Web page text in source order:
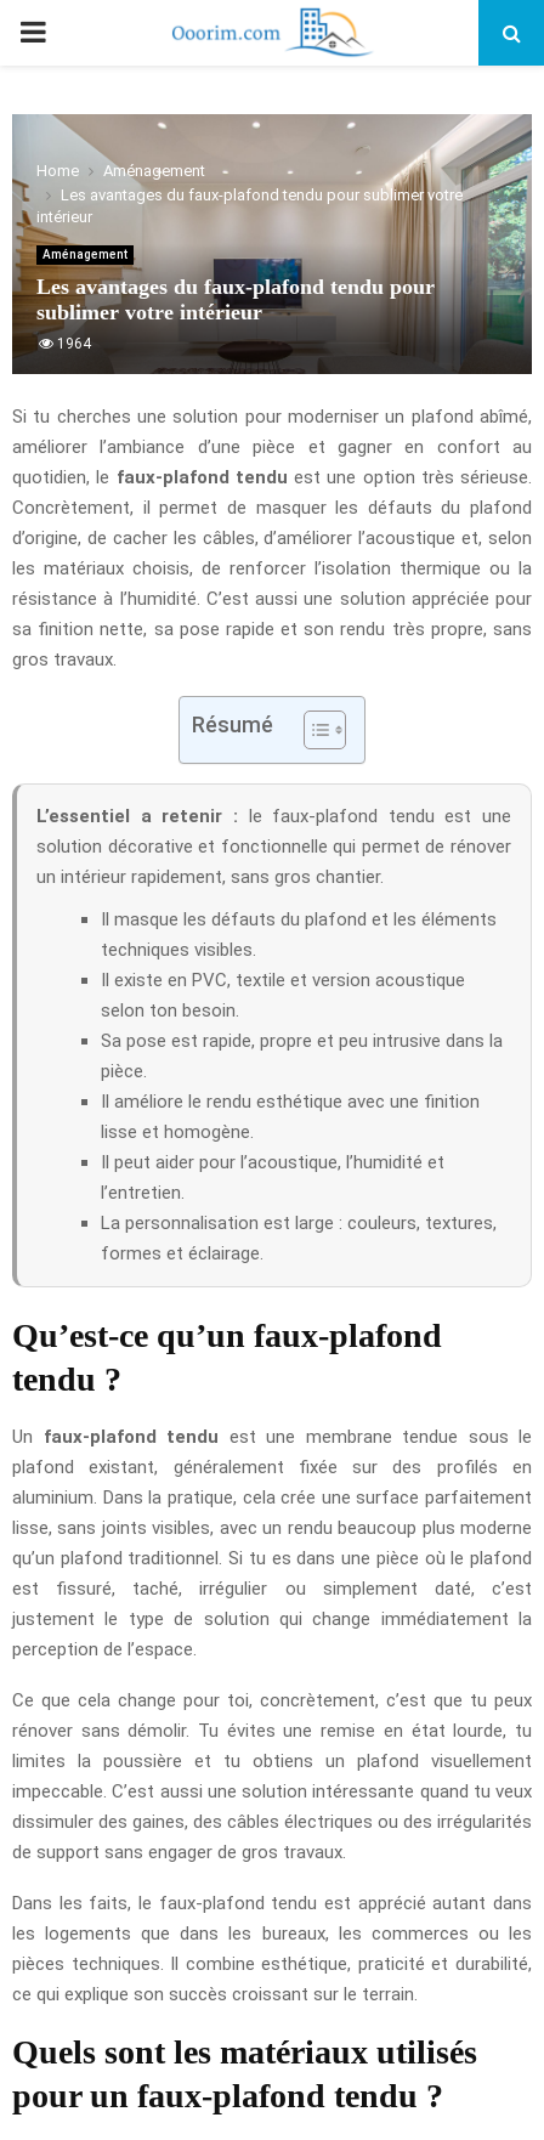
PRIMARY
Home
Aménagement
Les avantages du faux-plafond tendu pour sublimer votre
intérieur
Aménagement
Les avantages du faux-plafond tendu pour
sublimer votre intérieur
1964
Si tu cherches une solution pour moderniser un plafond abîmé,
améliorer l’ambiance d’une pièce et gagner en confort au
quotidien, le faux-plafond tendu est une option très sérieuse.
Concrètement, il permet de masquer les défauts du plafond
d’origine, de cacher les câbles, d’améliorer l’acoustique et, selon
les matériaux choisis, de renforcer l’isolation thermique ou la
résistance à l’humidité. C’est aussi une solution appréciée pour
sa finition nette, sa pose rapide et son rendu très propre, sans
gros travaux.
Résumé
L’essentiel a retenir : le faux-plafond tendu est une
solution décorative et fonctionnelle qui permet de rénover
un intérieur rapidement, sans gros chantier.
Il masque les défauts du plafond et les éléments
techniques visibles.
Il existe en PVC, textile et version acoustique
selon ton besoin.
Sa pose est rapide, propre et peu intrusive dans la
pièce.
Il améliore le rendu esthétique avec une finition
lisse et homogène.
Il peut aider pour l’acoustique, l’humidité et
l’entretien.
La personnalisation est large : couleurs, textures,
formes et éclairage.
Qu’est-ce qu’un faux-plafond
tendu ?
Un faux-plafond tendu est une membrane tendue sous le
plafond existant, généralement fixée sur des profilés en
aluminium. Dans la pratique, cela crée une surface parfaitement
lisse, sans joints visibles, avec un rendu beaucoup plus moderne
qu’un plafond traditionnel. Si tu es dans une pièce où le plafond
est fissuré, taché, irrégulier ou simplement daté, c’est
justement le type de solution qui change immédiatement la
perception de l’espace.
Ce que cela change pour toi, concrètement, c’est que tu peux
rénover sans démolir. Tu évites une remise en état lourde, tu
limites la poussière et tu obtiens un plafond visuellement
impeccable. C’est aussi une solution intéressante quand tu veux
dissimuler des gaines, des câbles électriques ou des irrégularités
de support sans engager de gros travaux.
Dans les faits, le faux-plafond tendu est apprécié autant dans
les logements que dans les bureaux, les commerces ou les
pièces techniques. Il combine esthétique, praticité et durabilité,
ce qui explique son succès croissant sur le terrain.
Quels sont les matériaux utilisés
pour un faux-plafond tendu ?